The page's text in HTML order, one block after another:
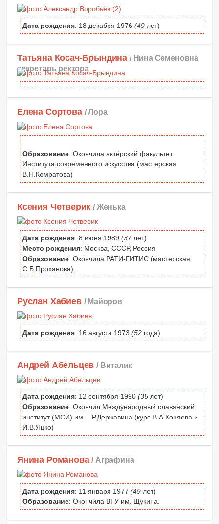
Дата рождения: 18 декабря 1976 (49 лет)
Татьяна Косач-Брындина / Нина Семеновна
секретарь ректора
Елена Сортова / Лора
Образование: Окончила актёрский факультет
Института современного искусства (мастерская
В.Н.Комратова)
Ксения Четверик / Женька
Дата рождения: 8 июня 1989 (37лет)
Место рождения: Москва, СССР, Россия
Образование: Окончила РАТИ-ГИТИС (мастерская
С.Б.Проханова).
Руслан Хабиев / Майоров
Дата рождения: 16 августа 1973 (52 года)
Андрей Абельцев / Виталик
Дата рождения: 12 сентября 1990 (35 лет)
Образование: Окончил Международный славянский
институт (МСИ) им. Г.Р.Державина (курс В.А.Коняева и
И.В.Яцко)
Янина Романова / Аграфина
Дата рождения: 11 января 1977 (49 лет)
Образование: Окончила ВТУ им. Щукина.